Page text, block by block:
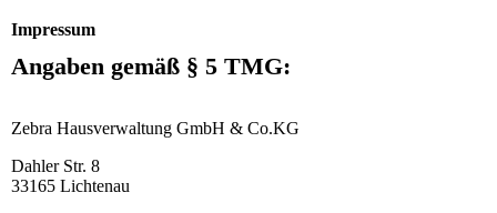
Impressum
Angaben gemäß § 5 TMG:
Zebra Hausverwaltung GmbH & Co.KG
Dahler Str. 8
33165 Lichtenau